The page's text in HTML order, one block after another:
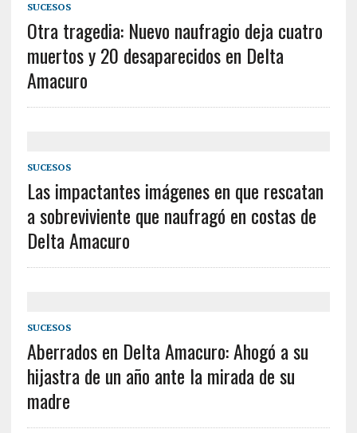
SUCESOS
Otra tragedia: Nuevo naufragio deja cuatro
muertos y 20 desaparecidos en Delta
Amacuro
SUCESOS
Las impactantes imágenes en que rescatan
a sobreviviente que naufragó en costas de
Delta Amacuro
SUCESOS
Aberrados en Delta Amacuro: Ahogó a su
hijastra de un año ante la mirada de su
madre